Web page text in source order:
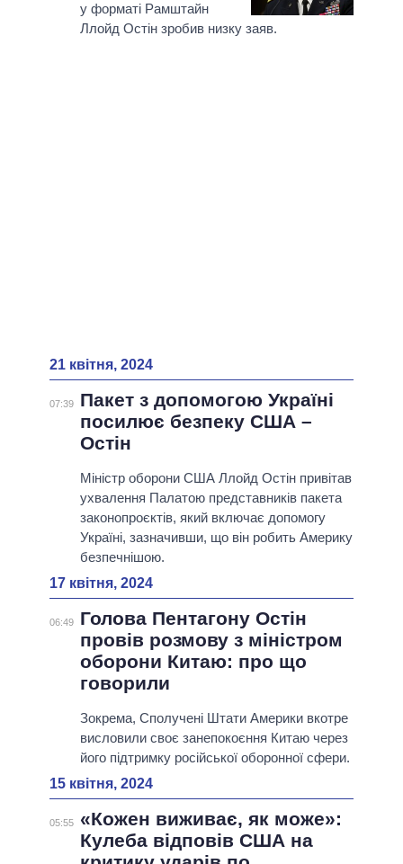
у форматі Рамштайн
Ллойд Остін зробив низку заяв.
21 квітня, 2024
07:39
Пакет з допомогою Україні
посилює безпеку США –
Остін
Міністр оборони США Ллойд Остін привітав
ухвалення Палатою представників пакета
законопроєктів, який включає допомогу
Україні, зазначивши, що він робить Америку
безпечнішою.
17 квітня, 2024
06:49
Голова Пентагону Остін
провів розмову з міністром
оборони Китаю: про що
говорили
Зокрема, Сполучені Штати Америки вкотре
висловили своє занепокоєння Китаю через
його підтримку російської оборонної сфери.
15 квітня, 2024
05:55
«Кожен виживає, як може»:
Кулеба відповів США на